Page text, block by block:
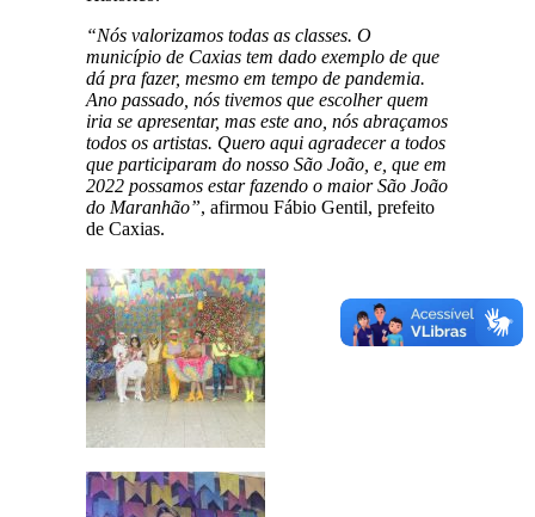
“Nós valorizamos todas as classes. O
município de Caxias tem dado exemplo de que
dá pra fazer, mesmo em tempo de pandemia.
Ano passado, nós tivemos que escolher quem
iria se apresentar, mas este ano, nós abraçamos
todos os artistas. Quero aqui agradecer a todos
que participaram do nosso São João, e, que em
2022 possamos estar fazendo o maior São João
do Maranhão”, afirmou Fábio Gentil, prefeito
de Caxias.